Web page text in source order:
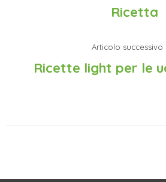
Ricetta
Articolo successivo
Ricette light per le